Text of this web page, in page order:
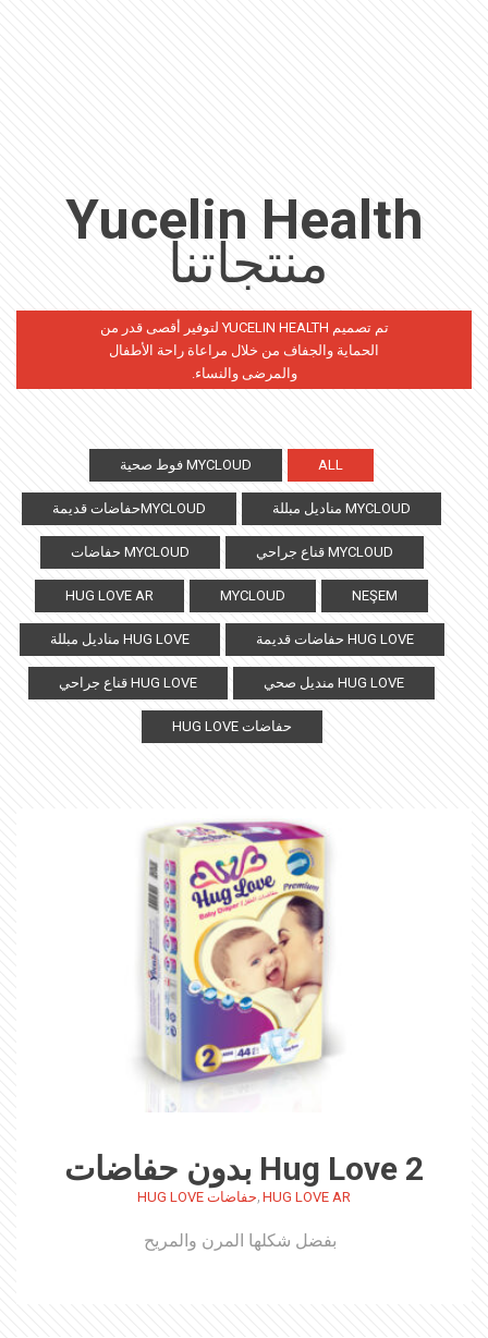
Yucelin Health
منتجاتنا
تم تصميم YUCELIN HEALTH لتوفير أقصى قدر من
الحماية والجفاف من خلال مراعاة راحة الأطفال
والمرضى والنساء.
ALL MYCLOUD فوط صحية
MYCLOUD مناديل مبللة MYCLOUDحفاضات قديمة
MYCLOUD قناع جراحي MYCLOUD حفاضات
NEŞEM
MYCLOUD
HUG LOVE AR
HUG LOVE حفاضات قديمة HUG LOVE مناديل مبللة
HUG LOVE منديل صحي HUG LOVE قناع جراحي
حفاضات HUG LOVE
Hug Love 2 بدون حفاضات
HUG LOVE AR
,حفاضات HUG LOVE
بفضل شكلها المرن والمريح